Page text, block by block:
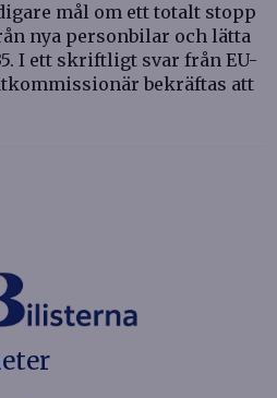
mål om ett totalt stopp
nya personbilar och lätta
I ett skriftligt svar från EU-
bekräftas att